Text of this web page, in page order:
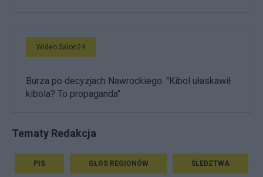
Wideo Salon24
Burza po decyzjach Nawrockiego. "Kibol ułaskawił
kibola? To propaganda"
Tematy Redakcja
PIS GŁOS REGIONÓW ŚLEDZTWA